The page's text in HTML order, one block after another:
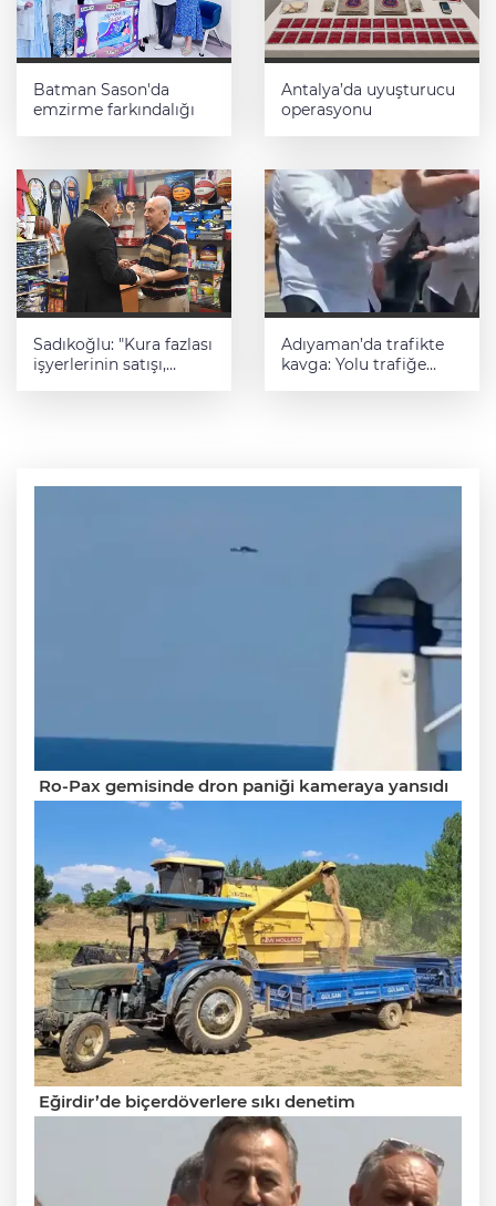
Batman Sason'da
emzirme farkındalığı
Antalya’da uyuşturucu
operasyonu
Sadıkoğlu: "Kura fazlası
işyerlerinin satışı,
Adıyaman’da trafikte
kavga: Yolu trafiğe
Ro-Pax gemisinde dron paniği kameraya yansıdı
Eğirdir’de biçerdöverlere sıkı denetim